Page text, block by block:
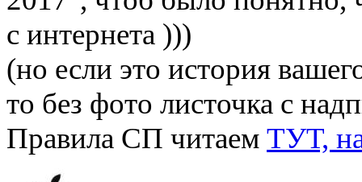
с интернета )))
(но если это история
то без фото листочка с
Правила СП читаем ТУТ,